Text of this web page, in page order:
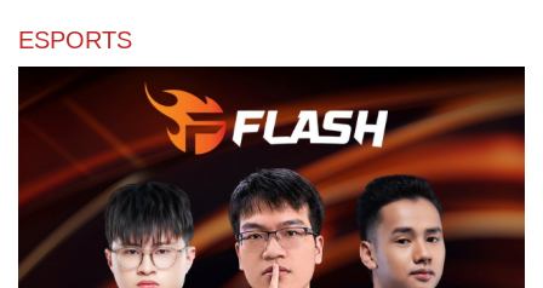
Sức khỏe
Dinh dưỡng - món ngon
Cây thuốc
Đời sống
Nhà đẹp
Blog
ESPORTS